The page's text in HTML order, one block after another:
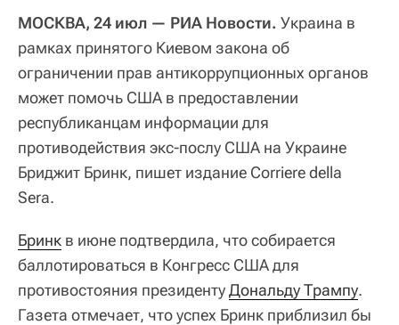
МОСКВА, 24 июл — РИА Новости. Украина в
рамках принятого Киевом закона об
ограничении прав антикоррупционных органов
может помочь США в предоставлении
республиканцам информации для
противодействия экс-послу США на Украине
Бриджит Бринк, пишет издание Corriere della
Sera.
Бринк в июне подтвердила, что собирается
баллотироваться в Конгресс США для
противостояния президентуДональду Трампу.
Газета отмечает, что успех Бринк приблизил бы